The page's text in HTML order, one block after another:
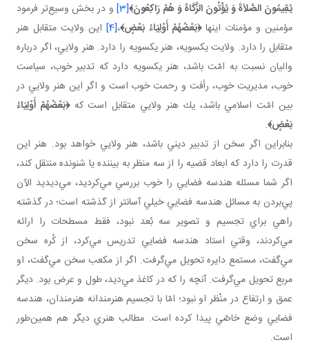
يُقِيمُونَ الصَّلاَةَ وَ يُؤْتُونَ الزَّكَاةَ وَ هُمْ رَاكِعُونَ﴾[3] و در بخش وسيع‌تر فرمود
مؤمنين و مؤمنات اينها﴿بَعْضُهُمْ أَوْلِيَاءُ بَعْضٍ﴾،[4] اين ولايت متقابل هنر
متقابل را دارد. ولايت يك سويه، هنر يك سويه را دارد. هنر ولايي، اگر درباره
واليان نسبت به امّت باشد، هنر يك سويه دارد كه تدبير خوب، سياست
خوب، مديريت خوب، رأفت و رحمت خوب است و اگر اين هنر ولايي در
بين امّت اسلامي باشد، يك هنر ولايي متقابل است كه﴿بَعْضُهُمْ أَوْلِيَاءُ
بَعْضٍ﴾.
بنابراين اگر سخن از تدبير ديني باشد، هنر ولايي خواهد بود. هنر اين
قدرت را دارد كه ابعاد قضيه را از سه منظر به بيننده يا شنونده منتقل كند،
اگر شما مسئله هندسه فضايي را خوب بررسي مي‌كرديد، مي‌ديديد الآن
پي‌بردن به مسائل هندسه فضايي خيلي آسان تر از گذشته است؛ در گذشته
راهي براي تجسيم و تصوير سه بُعد نبود، فقط مسطحات را ارائه
مي‌كردند، وقتي استاد هندسه فضايي تدريس مي‌كرد، از كُره سخن
مي‌گفت، مستمع دايره تحويل مي‌گرفت. اگر از مكعب سخن مي‌گفت، او
مربع تحويل مي‌گرفت. آنچه را كه در كاغذ مي‌ديد، طول و عرض بود. ديگر
عمق و ارتفاع در منْظر او نبود؛ امّا با تجسيم هنرمندانه هنرمندان، هندسه
فضايي وضع خاصّي پيدا كرده است. مطالب هنري ديگر هم همين‌طور
است.